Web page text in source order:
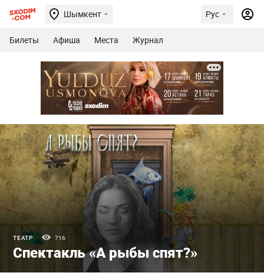
Шымкент Рус
Билеты Афиша Места Журнал
ТЕАТР 716
Спектакль «А рыбы спят?»